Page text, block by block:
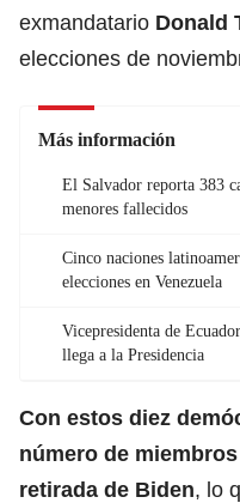
exmandatario Donald
elecciones de
Más información
El Salvador reporta 383
menores fallecidos
Cinco naciones
elecciones en Venezuela
Vicepresidenta de
llega a la Presidencia
Con estos diez
número de
retirada de Biden, lo